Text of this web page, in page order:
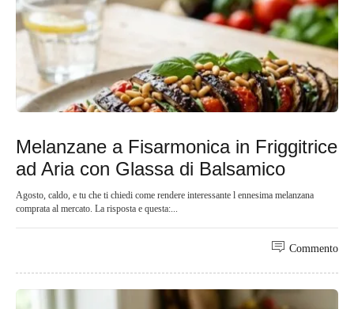
Melanzane a Fisarmonica in Friggitrice
ad Aria con Glassa di Balsamico
Agosto, caldo, e tu che ti chiedi come rendere interessante l ennesima melanzana
comprata al mercato. La risposta e questa:...
Commento